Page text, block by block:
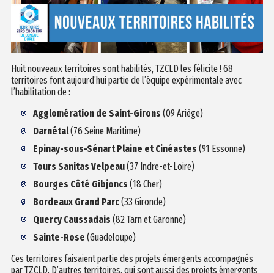
Huit nouveaux territoires sont habilités, TZCLD les félicite ! 68
territoires font aujourd’hui partie de l’équipe expérimentale avec
l’habilitation de :
Agglomération de Saint-Girons (09 Ariège)
Darnétal(76 Seine Maritime)
Epinay-sous-Sénart Plaine et Cinéastes (91 Essonne)
Tours Sanitas Velpeau(37 Indre-et-Loire)
Bourges Côté Gibjoncs (18 Cher)
Bordeaux Grand Parc(33 Gironde)
Quercy Caussadais (82 Tarn et Garonne)
Sainte-Rose (Guadeloupe)
Ces territoires faisaient partie des projets émergents accompagnés
par TZCLD. D’autres territoires, qui sont aussi des projets émergents